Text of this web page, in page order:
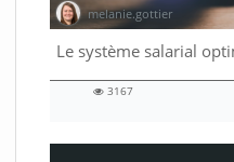
melanie.gottier
06:26 duration
3167